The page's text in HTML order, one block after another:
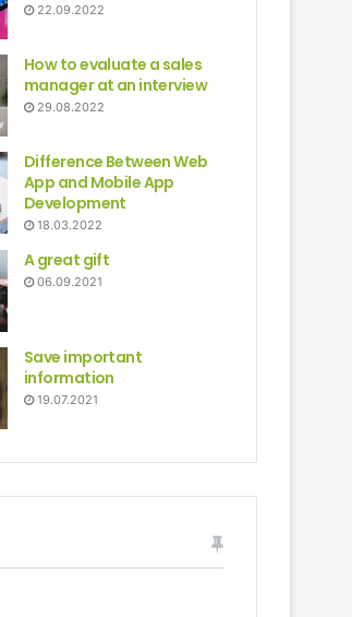
22.09.2022
How to evaluate a sales
manager at an interview
29.08.2022
Difference Between Web
App and Mobile App
Development
18.03.2022
A great gift
06.09.2021
Save important
information
19.07.2021